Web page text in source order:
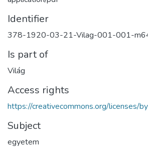
Identifier
378-1920-03-21-Vilag-001-001-
Is part of
Világ
Access rights
https://creativecommons.org/licenses/
Subject
egyetem